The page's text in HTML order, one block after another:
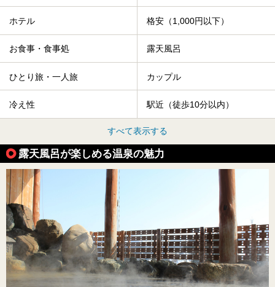
ホテル 格安（1,000円以下）
お食事・食事処 露天風呂
ひとり旅・一人旅 カップル
冷え性 駅近（徒歩10分以内）
すべて表示する
露天風呂が楽しめる温泉の魅力